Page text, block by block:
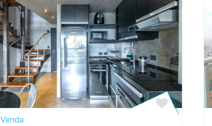
Venda